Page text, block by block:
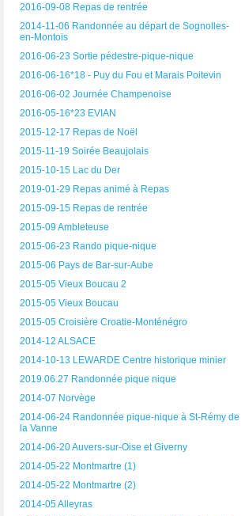
2016-09-08 Repas de rentrée
2014-11-06 Randonnée au départ de Sognolles-
en-Montois
2016-06-23 Sortie pédestre-pique-nique
2016-06-16*18 - Puy du Fou et Marais Poitevin
2016-06-02 Journée Champenoise
2016-05-16*23 EVIAN
2015-12-17 Repas de Noël
2015-11-19 Soirée Beaujolais
2015-10-15 Lac du Der
2019-01-29 Repas animé à Repas
2015-09-15 Repas de rentrée
2015-09 Ambleteuse
2015-06-23 Rando pique-nique
2015-06 Pays de Bar-sur-Aube
2015-05 Vieux Boucau 2
2015-05 Vieux Boucau
2015-05 Croisière Croatie-Monténégro
2014-12 ALSACE
2014-10-13 LEWARDE Centre historique minier
2019.06.27 Randonnée pique nique
2014-07 Norvège
2014-06-24 Randonnée pique-nique à St-Rémy de
la Vanne
2014-06-20 Auvers-sur-Oise et Giverny
2014-05-22 Montmartre (1)
2014-05-22 Montmartre (2)
2014-05 Alleyras